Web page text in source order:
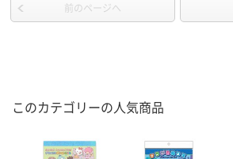
前のページへ
このカテゴリーの人気商品